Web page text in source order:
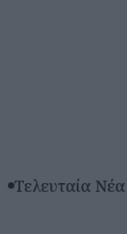
Τελευταία Νέα